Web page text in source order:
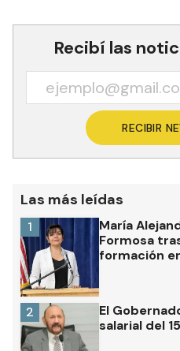
Recibí las
RECIBIR
Las más leídas
María
Formosa
formación
1
El
salarial del
2